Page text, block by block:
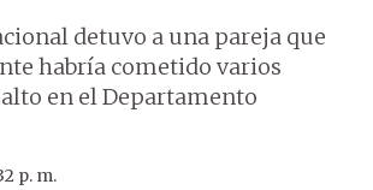
detuvo a una pareja que
habría cometido varios
en el Departamento
p. m.